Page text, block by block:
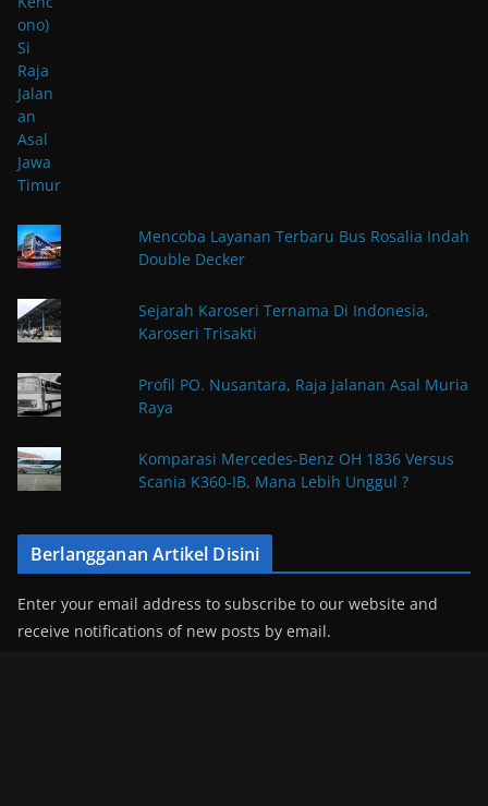
Mencoba Layanan Terbaru Bus Rosalia Indah
Double Decker
Sejarah Karoseri Ternama Di Indonesia,
Karoseri Trisakti
Profil PO. Nusantara, Raja Jalanan Asal Muria
Raya
Komparasi Mercedes-Benz OH 1836 Versus
Scania K360-IB, Mana Lebih Unggul ?
Berlangganan Artikel Disini
Enter your email address to subscribe to our website and
receive notifications of new posts by email.